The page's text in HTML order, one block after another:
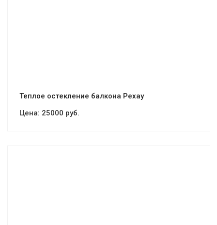
Теплое остекление балкона Рехау
Цена: 25000 руб.